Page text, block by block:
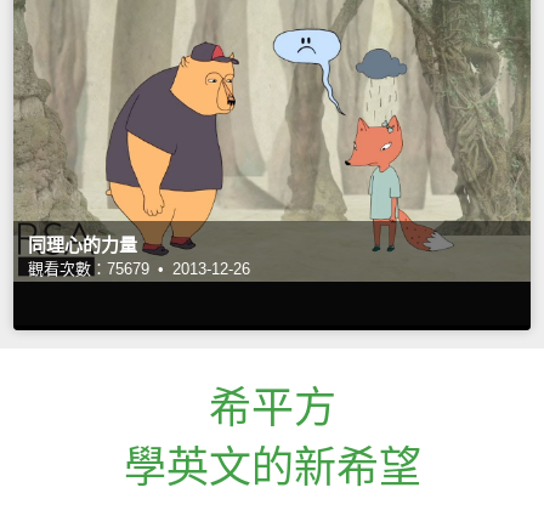
同理心的力量
觀看次數：75679 • 2013-12-26
希平方
學英文的新希望